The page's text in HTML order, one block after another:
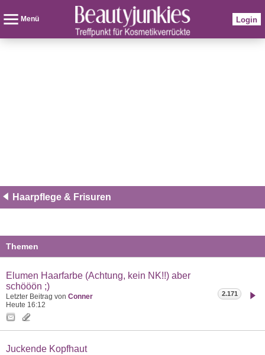
Menü Login
Haarpflege & Frisuren
Themen
Elumen Haarfarbe (Achtung, kein NK!!) aber
schööön ;)
Letzter Beitrag von Conner
Heute 16:12
2.171
Juckende Kopfhaut